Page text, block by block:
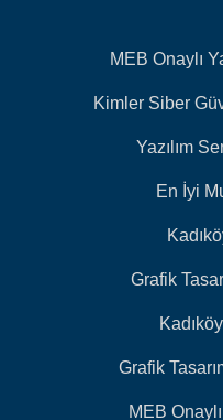
MEB Onaylı
Kimler Siber
Yazılım
En İyi
Grafik
Grafik
MEB